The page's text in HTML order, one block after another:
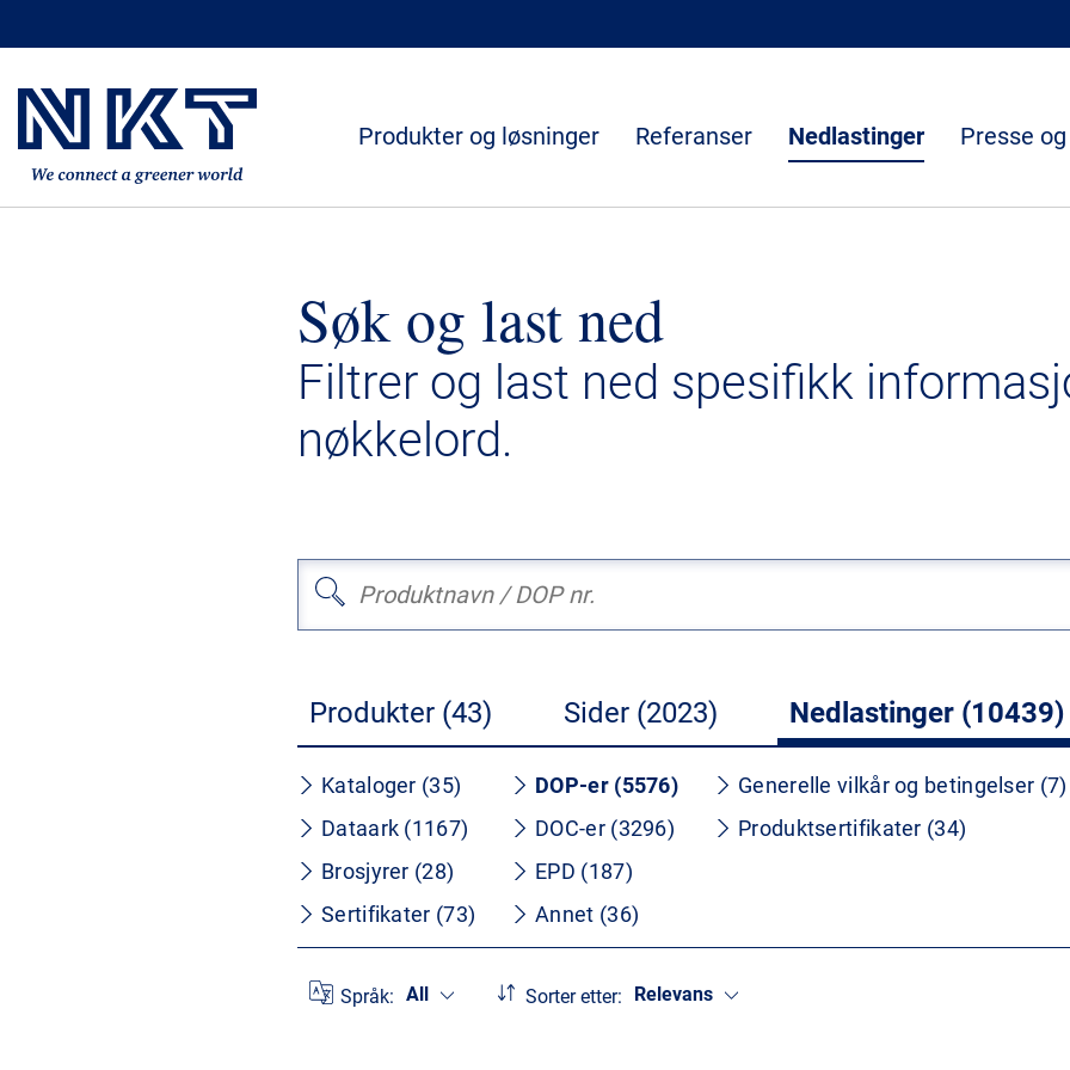
Produkter og løsninger Referanser Nedlastinger Presse
Søk og last ned
Filtrer og last ned spesifikk
nøkkelord.
Produkter (43) Sider (2023) Nedlastinger (10439)
Kataloger (35)
Dataark (1167)
Brosjyrer (28)
Sertifikater (73)
DOP-er (5576)
DOC-er (3296)
EPD (187)
Annet (36)
Generelle vilkår og betingelser (7)
Produktsertifikater (34)
Språk: All Sorter etter: Relevans